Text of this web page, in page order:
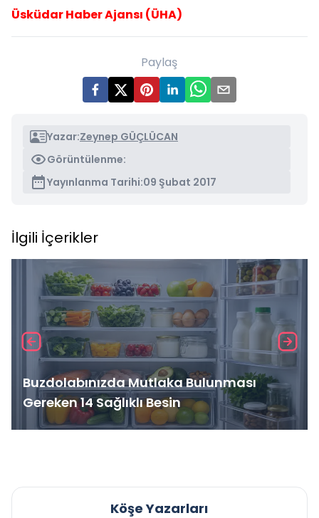
Üsküdar Haber Ajansı (ÜHA)
Paylaş
Yazar:Zeynep GÜÇLÜCAN
Görüntülenme:
Yayınlanma Tarihi:09 Şubat 2017
İlgili İçerikler
Buzdolabınızda Mutlaka Bulunması
Gereken 14 Sağlıklı Besin
Köşe Yazarları